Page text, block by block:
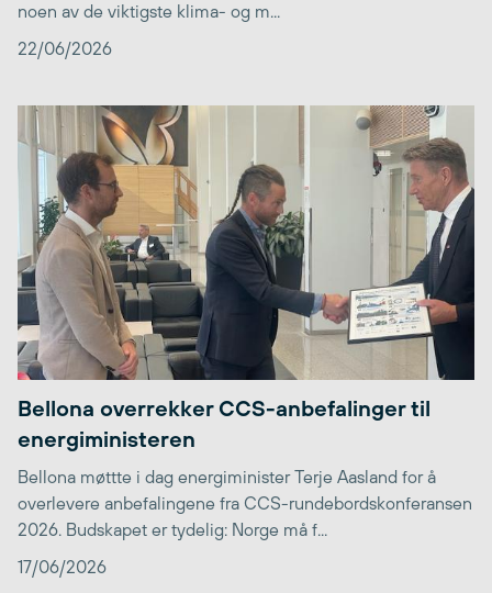
noen av de viktigste klima- og m...
22/06/2026
Bellona overrekker CCS-anbefalinger til
energiministeren
Bellona møttte i dag energiminister Terje Aasland for å
overlevere anbefalingene fra CCS-rundebordskonferansen
2026. Budskapet er tydelig: Norge må f...
17/06/2026